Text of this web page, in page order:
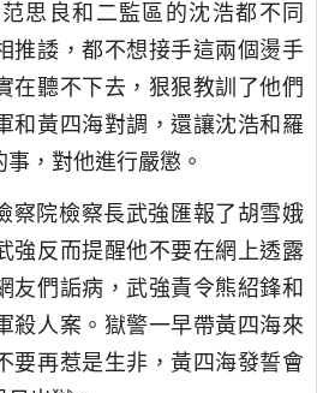
思良和二監區的沈浩都不同
推諉，都不想接手這兩個燙手
在聽不下去，狠狠教訓了他們
和黃四海對調，還讓沈浩和羅
，對他進行嚴懲。
察院檢察長武強匯報了胡雪娥
強反而提醒他不要在網上透露
友們詬病，武強責令熊紹鋒和
殺人案。獄警一早帶黃四海來
要再惹是生非，黃四海發誓會